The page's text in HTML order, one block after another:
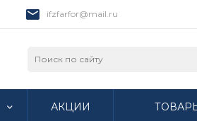
ifzfarfor@mail.ru
АКЦИИ